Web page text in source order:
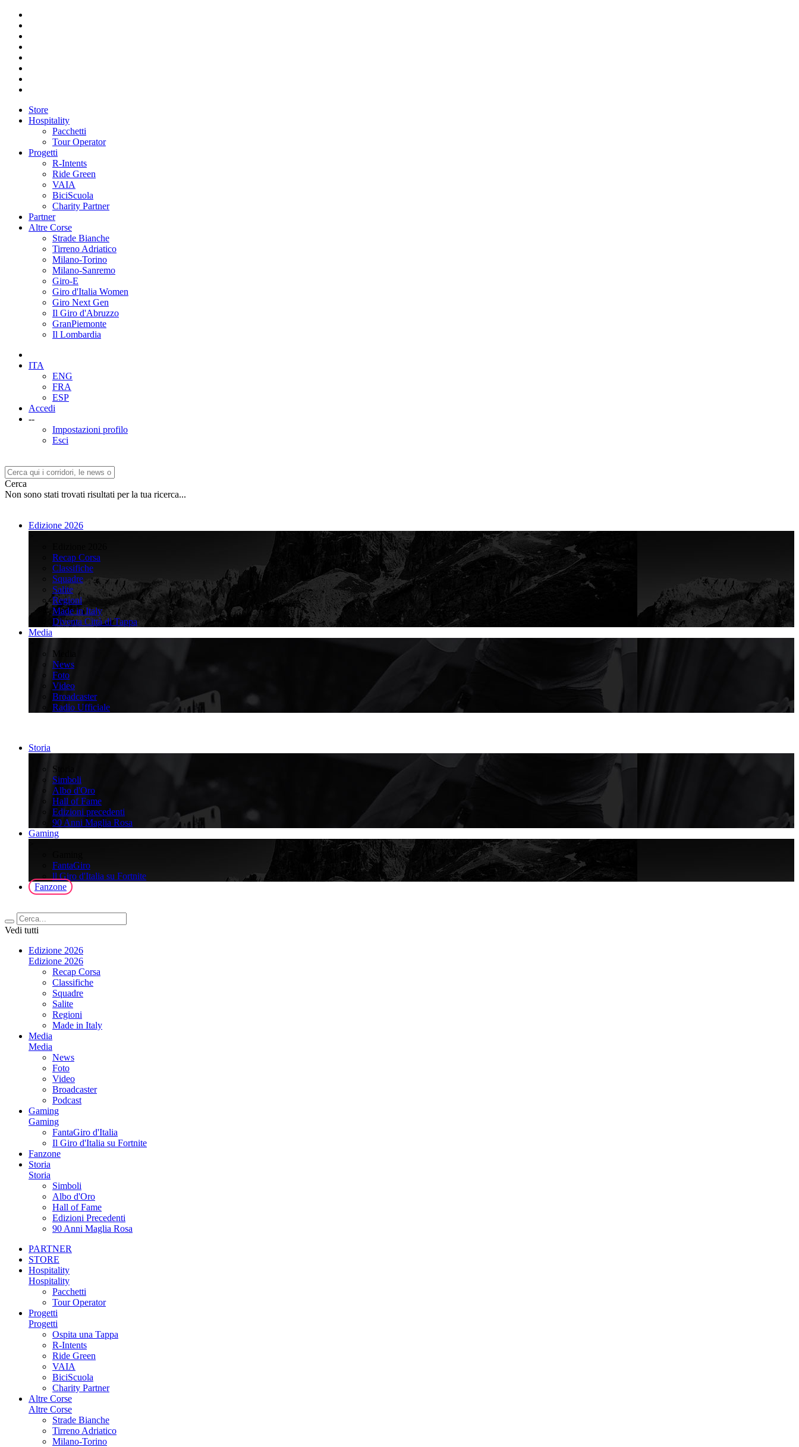
Store
Hospitality
Pacchetti
Tour Operator
Progetti
R-Intents
Ride Green
VAIA
BiciScuola
Charity Partner
Partner
Altre Corse
Strade Bianche
Tirreno Adriatico
Milano-Torino
Milano-Sanremo
Giro-E
Giro d'Italia Women
Giro Next Gen
Il Giro d'Abruzzo
GranPiemonte
Il Lombardia
ITA
ENG
FRA
ESP
Accedi
--
Impostazioni profilo
Esci
Cerca
Non sono stati trovati risultati per la tua ricerca...
Edizione 2026
Recap Corsa
Classifiche
Squadre
Salite
Regioni
Made in Italy
Diventa Città di Tappa
Media
Media
News
Foto
Video
Broadcaster
Radio Ufficiale
Storia
Storia
Simboli
Albo d'Oro
Hall of Fame
Edizioni precedenti
90 Anni Maglia Rosa
Gaming
FantaGiro
ll Giro d'Italia su Fortnite
Fanzone
Vedi tutti
Edizione 2026
Edizione 2026
Recap Corsa
Classifiche
Squadre
Salite
Regioni
Made in Italy
Media
Media
News
Foto
Video
Broadcaster
Podcast
Gaming
Gaming
FantaGiro d'Italia
Il Giro d'Italia su Fortnite
Fanzone
Storia
Storia
Simboli
Albo d'Oro
Hall of Fame
Edizioni Precedenti
90 Anni Maglia Rosa
PARTNER
STORE
Hospitality
Hospitality
Pacchetti
Tour Operator
Progetti
Progetti
Ospita una Tappa
R-Intents
Ride Green
VAIA
BiciScuola
Charity Partner
Altre Corse
Altre Corse
Strade Bianche
Tirreno Adriatico
Milano-Torino